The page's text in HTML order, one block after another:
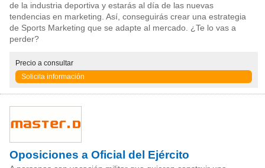
de la industria deportiva y estarás al día de las nuevas
tendencias en marketing. Así, conseguirás crear una estrategia
de Sports Marketing que se adapte al mercado. ¿Te lo vas a
perder?
Precio a consultar
Solicita información
Oposiciones a Oficial del Ejército